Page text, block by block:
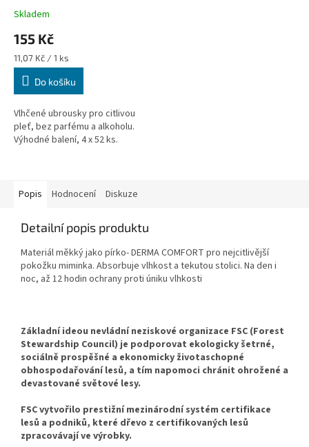
ks
Skladem
155 Kč
Měrná
cena:
11,07 Kč / 1 ks
Do košíku
Vlhčené ubrousky pro citlivou
pleť, bez parfému a alkoholu.
Výhodné balení, 4 x 52 ks.
Popis Hodnocení Diskuze
Detailní popis produktu
Materiál měkký jako pírko- DERMA COMFORT pro nejcitlivější
pokožku miminka. Absorbuje vlhkost a tekutou stolici. Na den i
noc, až 12 hodin ochrany proti úniku vlhkosti
Základní ideou nevládní neziskové organizace FSC (Forest
Stewardship Council) je podporovat ekologicky šetrné,
sociálně prospěšné a ekonomicky životaschopné
obhospodařování lesů, a tím napomoci chránit ohrožené a
devastované světové lesy.
FSC vytvořilo prestižní mezinárodní systém certifikace
lesů a podniků, které dřevo z certifikovaných lesů
zpracovávají ve výrobky.